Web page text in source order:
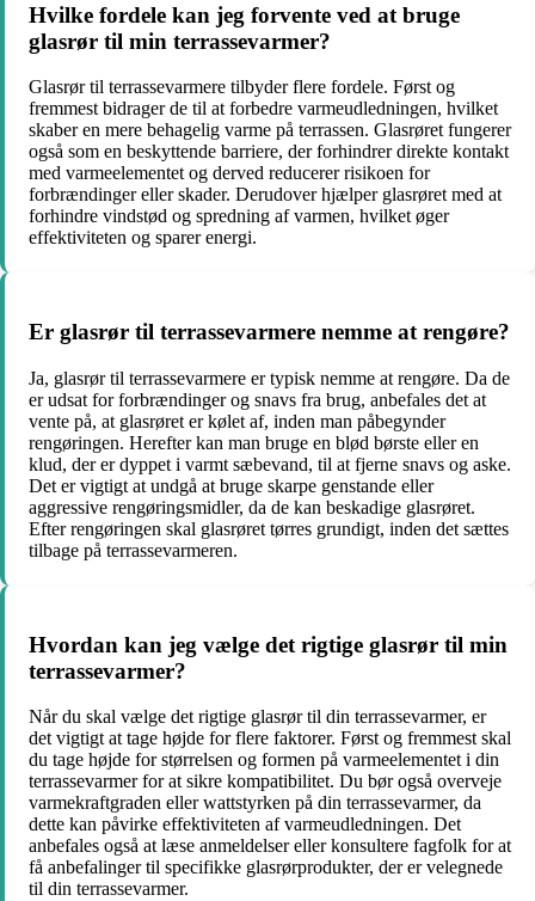
Hvilke fordele kan jeg forvente ved at bruge
glasrør til min terrassevarmer?
Glasrør til terrassevarmere tilbyder flere fordele. Først og
fremmest bidrager de til at forbedre varmeudledningen, hvilket
skaber en mere behagelig varme på terrassen. Glasrøret fungerer
også som en beskyttende barriere, der forhindrer direkte kontakt
med varmeelementet og derved reducerer risikoen for
forbrændinger eller skader. Derudover hjælper glasrøret med at
forhindre vindstød og spredning af varmen, hvilket øger
effektiviteten og sparer energi.
Er glasrør til terrassevarmere nemme at rengøre?
Ja, glasrør til terrassevarmere er typisk nemme at rengøre. Da de
er udsat for forbrændinger og snavs fra brug, anbefales det at
vente på, at glasrøret er kølet af, inden man påbegynder
rengøringen. Herefter kan man bruge en blød børste eller en
klud, der er dyppet i varmt sæbevand, til at fjerne snavs og aske.
Det er vigtigt at undgå at bruge skarpe genstande eller
aggressive rengøringsmidler, da de kan beskadige glasrøret.
Efter rengøringen skal glasrøret tørres grundigt, inden det sættes
tilbage på terrassevarmeren.
Hvordan kan jeg vælge det rigtige glasrør til min
terrassevarmer?
Når du skal vælge det rigtige glasrør til din terrassevarmer, er
det vigtigt at tage højde for flere faktorer. Først og fremmest skal
du tage højde for størrelsen og formen på varmeelementet i din
terrassevarmer for at sikre kompatibilitet. Du bør også overveje
varmekraftgraden eller wattstyrken på din terrassevarmer, da
dette kan påvirke effektiviteten af varmeudledningen. Det
anbefales også at læse anmeldelser eller konsultere fagfolk for at
få anbefalinger til specifikke glasrørprodukter, der er velegnede
til din terrassevarmer.